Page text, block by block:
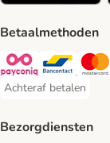
Betaalmethoden
Payconiq Payment
Bancontact
Achteraf betalen
Achteraf betalen
Bezorgdiensten